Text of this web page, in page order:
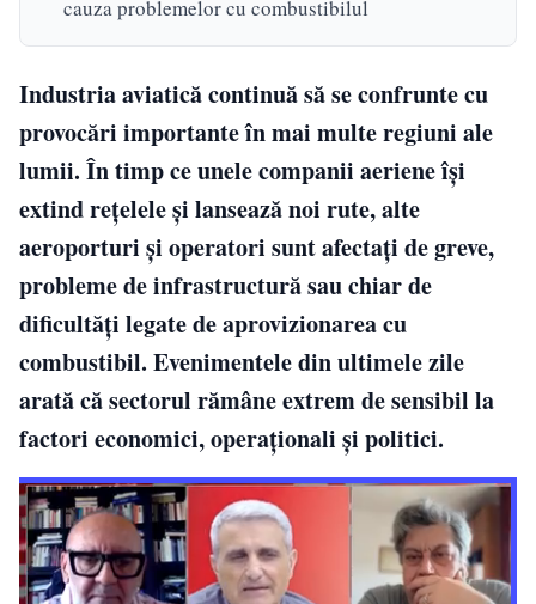
cauza problemelor cu combustibilul
Industria aviatică continuă să se confrunte cu
provocări importante în mai multe regiuni ale
lumii. În timp ce unele companii aeriene își
extind rețelele și lansează noi rute, alte
aeroporturi și operatori sunt afectați de greve,
probleme de infrastructură sau chiar de
dificultăți legate de aprovizionarea cu
combustibil. Evenimentele din ultimele zile
arată că sectorul rămâne extrem de sensibil la
factori economici, operaționali și politici.